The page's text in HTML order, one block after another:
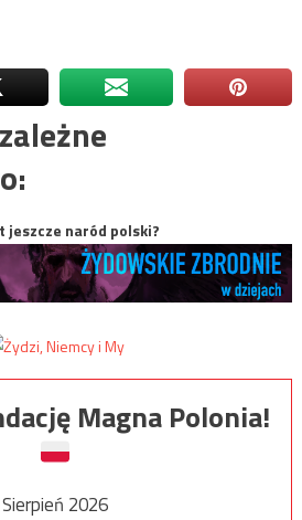
jeszcze naród polski?
Magna Polonia!
Sierpień 2026